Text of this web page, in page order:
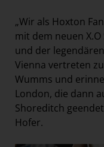
„Wir als Hoxton
mit dem neuen
und der
Vienna vertreten
Wumms und
London, die dann
Shoreditch
Hofer.